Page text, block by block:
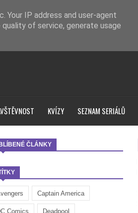
KVÍZY SEZNAM SERIÁLŮ
ČLÁNKY
Captain America
Comics Deadpool
Your IP address and user-agent
of service, generate usage